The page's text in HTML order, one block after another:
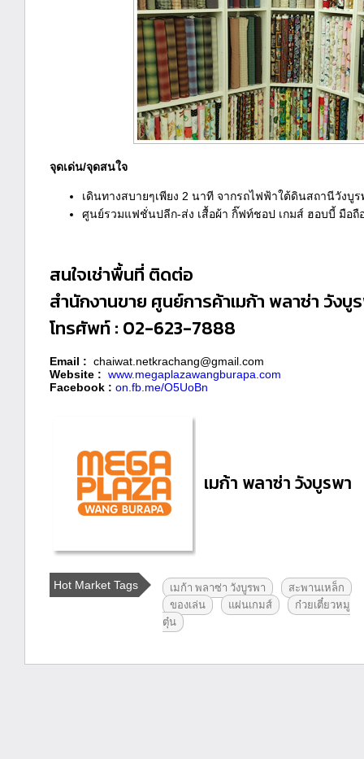
จุดเด่น/จุดสนใจ
เดินทางสบายๆเพียง 2 นาที จากรถไฟฟ้าใต้ดินสถานีวังบูร
ศูนย์รวมแฟชั่นปลีก-ส่ง เสื้อผ้า กิ๊ฟท์ชอป เกมส์ ฮอบบี้ มือถื
สนใจเช่าพื้นที่ ติดต่อ
สำนักงานขาย ศูนย์การค้าเมก้า พลาซ่า วังบู
โทรศัพท์ : 02-623-7888
Email : chaiwat.netkrachang@gmail.com
Website : www.megaplazawangburapa.com
Facebook : on.fb.me/O5UoBn
เมก้า พลาซ่า วังบูรพา
Hot Market Tags เมก้า พลาซ่า วังบูรพา
สะพานเหล็ก
ของเล่น
แผ่นเกมส์
ก๋วยเตี๋ยวหมู
ตุ๋น